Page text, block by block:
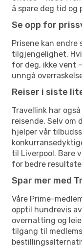
å spare deg tid og
Se opp for
Prisene kan endre
tilgjengelighet.
for deg, ikke vent
unngå
Reiser i siste
Travellink har
reisende. Selv om
hjelper vår
til Liverpool. Bare
for bedre
Spar mer med
Våre Prime-
opptil hundrevis
overnatting og
tilgang til